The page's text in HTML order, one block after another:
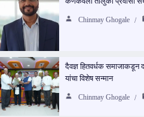
Chinmay Ghogale
दैवज्ञ हितवर्धक समाजाकडून
यांचा विशेष सन्मान
Chinmay Ghogale